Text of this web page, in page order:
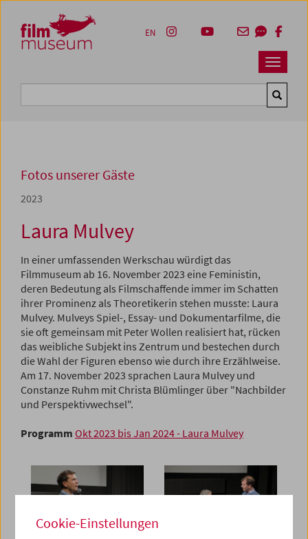
Zum Inhalt
Zum Hauptmenü
Zur Servicenavigation
Zum Suche
Navbar
EN
Fotos unserer Gäste
2023
Laura Mulvey
In einer umfassenden Werkschau würdigt das
Filmmuseum ab 16. November 2023 eine Feministin,
deren Bedeutung als Filmschaffende immer im Schatten
ihrer Prominenz als Theoretikerin stehen musste: Laura
Mulvey. Mulveys Spiel-, Essay- und Dokumentarfilme, die
sie oft gemeinsam mit Peter Wollen realisiert hat, rücken
das weibliche Subjekt ins Zentrum und bestechen durch
die Wahl der Figuren ebenso wie durch ihre Erzählweise.
Am 17. November 2023 sprachen Laura Mulvey und
Constanze Ruhm mit Christa Blümlinger über "Nachbilder
und Perspektivwechsel".
Programm Okt 2023 bis Jan 2024 - Laura Mulvey
Cookie-Einstellungen